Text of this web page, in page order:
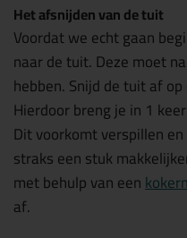
Het afsnijden van de tuit
Voordat we echt gaan
naar de tuit. Deze moet
hebben. Snijd de tuit af
Hierdoor breng je in 1
Dit voorkomt verspillen
straks een stuk
met behulp van een
af.